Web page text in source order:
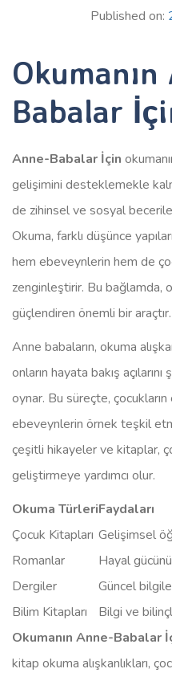
Published on:
Babalar
Anne-Babalar İçin
gelişimini desteklemekle
de zihinsel ve sosyal
Okuma, farklı düşünce
hem ebeveynlerin hem de
zenginleştirir. Bu bağlamda,
güçlendiren önemli bir araçtır.
Anne babaların, okuma
onların hayata bakış
oynar. Bu süreçte,
ebeveynlerin örnek teşkil
çeşitli hikayeler ve kitaplar,
geliştirmeye yardımcı olur.
Okuma TürleriFaydaları
Çocuk Kitapları Gelişimsel
Romanlar
Hayal
Dergiler
Güncel
Bilim Kitapları
Bilgi ve
Okumanın Anne-Babalar
kitap okuma alışkanlıkları,